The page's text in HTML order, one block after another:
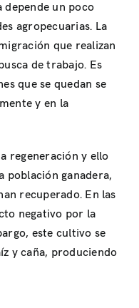
depende un poco
agropecuarias. La
que realizan
de trabajo. Es
que se quedan se
y en la
regeneración y ello
población ganadera,
recuperado. En las
negativo por la
este cultivo se
y caña, produciendo